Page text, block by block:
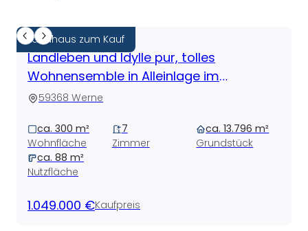
Landhaus zum Kauf
Landleben und Idylle pur, tolles
Wohnensemble in Alleinlage im
Außenbereich Nähe Werne
59368 Werne
ca. 300 m²
Wohnfläche
7
Zimmer
ca. 13.796 m²
Grundstück
ca. 88 m²
Nutzfläche
1.049.000 €Kaufpreis